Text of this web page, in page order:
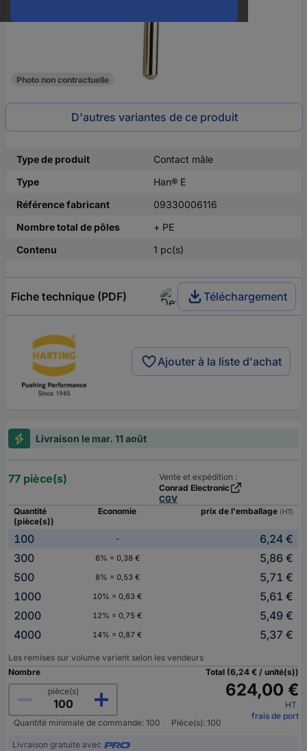
Photo non contractuelle
D'autres variantes de ce produit
Type de produit
Contact mâle
Type
Han® E
Référence fabricant
09330006116
Nombre total de pôles
+ PE
Contenu
1 pc(s)
Fiche technique (PDF) Téléchargement
Ajouter à la liste d'achat
Livraison le mar. 11 août
77 pièce(s)
Vente et expédition :
Conrad Electronic
CGV
Quantité
(pièce(s))
Economie prix de l'emballage (HT)
100 -
6,24 €
300
6% = 0,38 €
5,86 €
500
8% = 0,53 €
5,71 €
1000
10% = 0,63 €
5,61 €
2000
12% = 0,75 €
5,49 €
4000
14% = 0,87 € 5,37 €
Les remises sur volume varient selon les vendeurs
Nombre
pièce(s)
Quantité minimale de commande: 100 Pièce(s): 100
Total (6,24 € / unité(s))
624,00 €
HT
frais de port
Livraison gratuite avec